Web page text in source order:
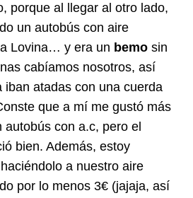
porque al llegar al otro lado,
un autobús con aire
Lovina… y era un bemo sin
cabíamos nosotros, así
iban atadas con una cuerda
que a mí me gustó más
con a.c, pero el
bien. Además, estoy
a nuestro aire
por lo menos 3€ (jajaja, así